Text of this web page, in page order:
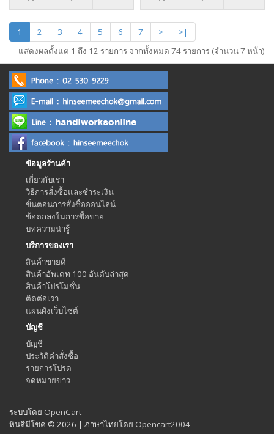
1 2 3 4 5 6 7 >
>|
แสดงผลตั้งแต่ 1 ถึง 12 รายการ จากทั้งหมด 74 รายการ (จำนวน 7 หน้า)
ข้อมูลร้านค้า
เกี่ยวกับเรา
วิธีการสั่งซื้อและชำระเงิน
ขั้นตอนการสั่งซื้อออนไลน์
ข้อตกลงในการซื้อขาย
บทความน่ารู้
บริการของเรา
สินค้าขายดี
สินค้าอัพเดท 100 อันดับล่าสุด
สินค้าโปรโมชั่น
ติดต่อเรา
แผนผังเว็บไซต์
บัญชี
บัญชี
ประวัติคำสั่งซื้อ
รายการโปรด
จดหมายข่าว
ระบบโดย OpenCart
หินสีมีโชค © 2026 | ภาษาไทยโดย Opencart2004